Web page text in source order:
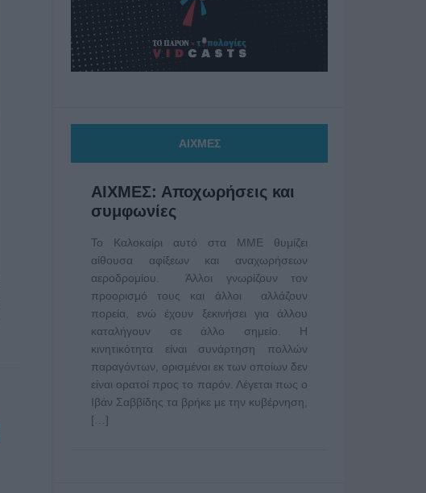
ΑΙΧΜΕΣ
ΑΙΧΜΕΣ: Αποχωρήσεις και
συμφωνίες
Το Καλοκαίρι αυτό στα ΜΜΕ θυμίζει
αίθουσα αφίξεων και αναχωρήσεων
αεροδρομίου. Άλλοι γνωρίζουν τον
προορισμό τους και άλλοι αλλάζουν
πορεία, ενώ έχουν ξεκινήσει για άλλου
καταλήγουν σε άλλο σημείο. Η
κινητικότητα είναι συνάρτηση πολλών
παραγόντων, ορισμένοι εκ των οποίων δεν
είναι ορατοί προς το παρόν. Λέγεται πως ο
Ιβάν Σαββίδης τα βρήκε με την κυβέρνηση,
[…]